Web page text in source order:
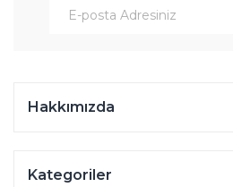
Hakkımızda
Kategoriler